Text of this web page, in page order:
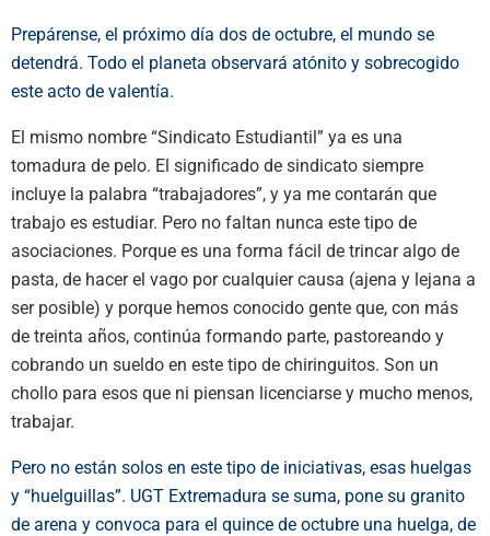
Prepárense, el próximo día dos de octubre, el mundo se
detendrá. Todo el planeta observará atónito y sobrecogido
este acto de valentía.
El mismo nombre “Sindicato Estudiantil” ya es una
tomadura de pelo. El significado de sindicato siempre
incluye la palabra “trabajadores”, y ya me contarán que
trabajo es estudiar. Pero no faltan nunca este tipo de
asociaciones. Porque es una forma fácil de trincar algo de
pasta, de hacer el vago por cualquier causa (ajena y lejana a
ser posible) y porque hemos conocido gente que, con más
de treinta años, continúa formando parte, pastoreando y
cobrando un sueldo en este tipo de chiringuitos. Son un
chollo para esos que ni piensan licenciarse y mucho menos,
trabajar.
Pero no están solos en este tipo de iniciativas, esas huelgas
y “huelguillas”. UGT Extremadura se suma, pone su granito
de arena y convoca para el quince de octubre una huelga, de